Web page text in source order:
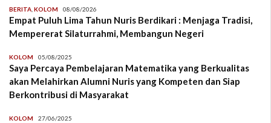
BERITA KOLOM 08/08/2026
Empat Puluh Lima Tahun Nuris Berdikari : Menjaga Tradisi,
Mempererat Silaturrahmi, Membangun Negeri
KOLOM 05/08/2025
Saya Percaya Pembelajaran Matematika yang Berkualitas
akan Melahirkan Alumni Nuris yang Kompeten dan Siap
Berkontribusi di Masyarakat
KOLOM 27/06/2025